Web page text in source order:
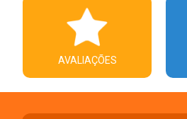
AVALIAÇÕES